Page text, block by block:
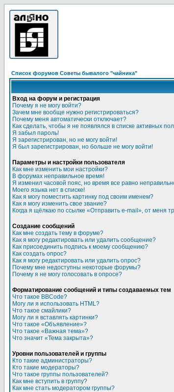
Список форумов Советы бывалого "чайника"
Вход на форум и регистрация
Почему я не могу войти?
Зачем мне вообще нужно регистрироваться?
Почему меня автоматически отключает?
Как сделать, чтобы я не появлялся в списке активных
Я забыл пароль!
Я зарегистрирован, но не могу войти!
Я был зарегистрирован, но больше не могу войти!
Параметры и настройки пользователя
Как мне изменить мои настройки?
В форумах неправильное время!
Я изменил часовой пояс, но время все равно
Моего языка нет в списке!
Как я могу поместить картинку под своим именем?
Как я могу изменить свое звание?
Когда я щёлкаю по ссылке «Отправить e-mail», от меня
Создание сообщений
Как мне создать тему в форуме?
Как я могу редактировать или удалить сообщение?
Как присоединить подпись к моему сообщению?
Как создать опрос?
Как я могу редактировать или удалить опрос?
Почему мне недоступны некоторые форумы?
Почему я не могу голосовать в опросе?
Форматирование сообщений и типы создаваемых тем
Что такое BBCode?
Могу ли я использовать HTML?
Что такое смайлики?
Могу ли я вставлять картинки?
Что такое «Объявление»?
Что такое «Важная тема»?
Что значит «Тема закрыта»?
Уровни пользователей и группы
Кто такие администраторы?
Кто такие модераторы?
Что такое группы пользователей?
Как мне вступить в группу?
Как мне стать модератором группы?